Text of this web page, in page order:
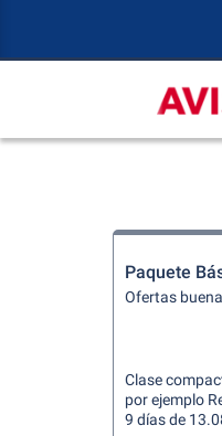
Paquete
Ofertas
Clase
por ejemplo
9 días de